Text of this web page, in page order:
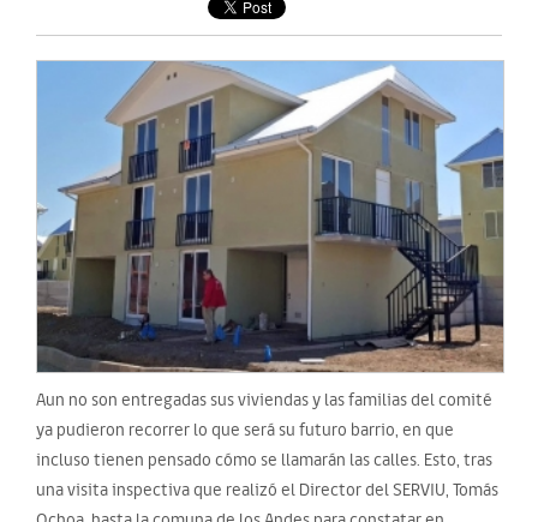
Aun no son entregadas sus viviendas y las familias del comité
ya pudieron recorrer lo que será su futuro barrio, en que
incluso tienen pensado cómo se llamarán las calles. Esto, tras
una visita inspectiva que realizó el Director del SERVIU, Tomás